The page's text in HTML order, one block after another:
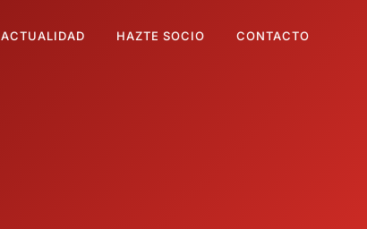
ACTUALIDAD HAZTE SOCIO CONTACTO